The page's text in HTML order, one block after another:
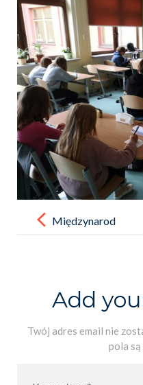
navigationMiędzynarod
Add
Twój adres email nie
pola